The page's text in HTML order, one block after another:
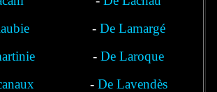
- De Lamargé
-De Laroque
- De Lavendès